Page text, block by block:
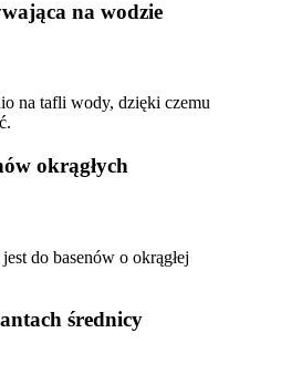
na wodzie
na tafli wody, dzięki czemu
okrągłych
do basenów o okrągłej
średnicy